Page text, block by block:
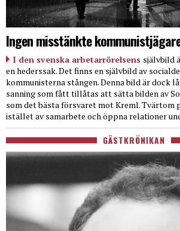
Ingen misstänkte
I den svenska arbetarrörelsens självbild
en hederssak. Det finns en självbild av
kommunisterna stången. Denna bild är dock
sanning som fått tillåtas att sätta bilden av
som det bästa försvaret mot Kreml. Tvärtom
istället av samarbete och öppna relationer
GÄSTKRÖNIKAN